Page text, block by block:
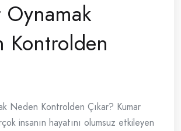
Oynamak
Kontrolden
Neden Kontrolden Çıkar? Kumar
insanın hayatını olumsuz etkileyen